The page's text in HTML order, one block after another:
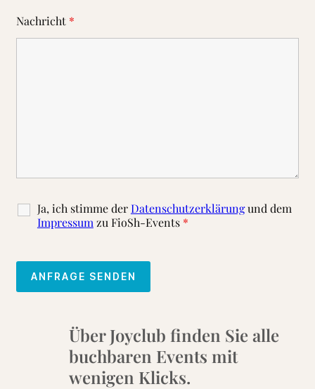
Nachricht *
Ja, ich stimme derDatenschutzerklärungund dem
Impressum zu FioSh-Events *
Über Joyclub finden Sie alle
buchbaren Events mit
wenigen Klicks.